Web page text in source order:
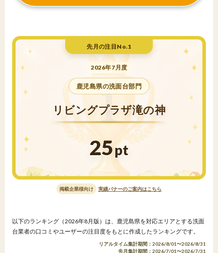
先月の注目No.1
2026年7月度
鹿児島県の洗面台部門
リビングプラザ滝の神
25pt
掲載企業様向け 実績バナーのご案内はこちら
以下のランキング（2026年8月版）は、鹿児島県を対応エリアとする洗面
台業者の口コミやユーザーの注目度をもとに作成したランキングです。
リアルタイム集計期間：2026/8/01〜2026/8/31
先月集計期間：2026/7/01〜2026/7/31